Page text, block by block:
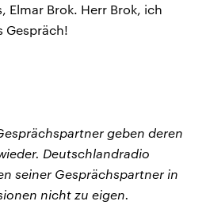
Elmar Brok. Herr Brok, ich
Gespräch!
geben deren
Deutschlandradio
seiner Gesprächspartner in
nicht zu eigen.